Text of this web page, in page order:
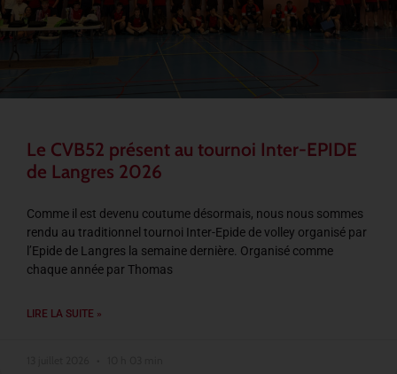
Le CVB52 présent au tournoi Inter-EPIDE
de Langres 2026
Comme il est devenu coutume désormais, nous nous sommes
rendu au traditionnel tournoi Inter-Epide de volley organisé par
l’Epide de Langres la semaine dernière. Organisé comme
chaque année par Thomas
LIRE LA SUITE »